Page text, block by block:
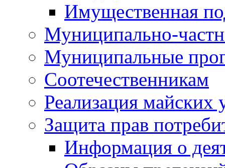
Имущественная
Муниципально-
Муниципальные
Соотечественникам
Реализация майских
Защита прав
Информация о